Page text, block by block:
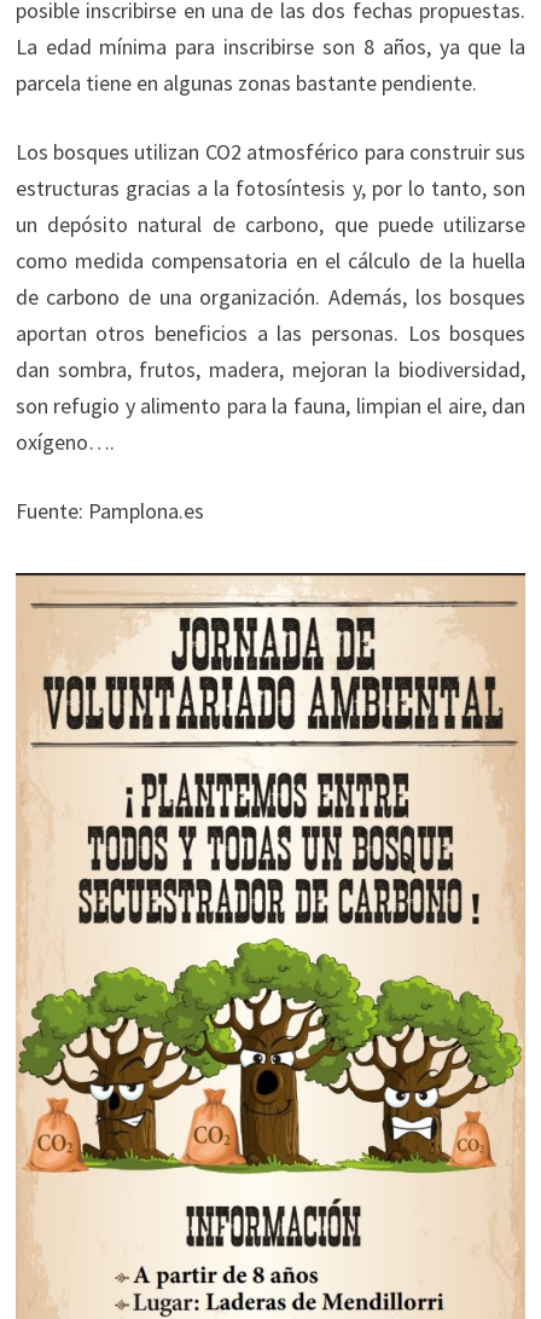
posible inscribirse en una de las dos fechas propuestas.
La edad mínima para inscribirse son 8 años, ya que la
parcela tiene en algunas zonas bastante pendiente.
Los bosques utilizan CO2 atmosférico para construir sus
estructuras gracias a la fotosíntesis y, por lo tanto, son
un depósito natural de carbono, que puede utilizarse
como medida compensatoria en el cálculo de la huella
de carbono de una organización. Además, los bosques
aportan otros beneficios a las personas. Los bosques
dan sombra, frutos, madera, mejoran la biodiversidad,
son refugio y alimento para la fauna, limpian el aire, dan
oxígeno….
Fuente: Pamplona.es